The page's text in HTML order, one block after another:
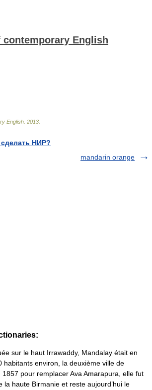
English
English 2013
НИР?
mandarin orange
sur le haut Irrawaddy, Mandalay était en
habitants environ, la deuxième ville de
1857 pour remplacer Ava Amarapura, elle fut
la haute Birmanie et reste aujourd’hui le